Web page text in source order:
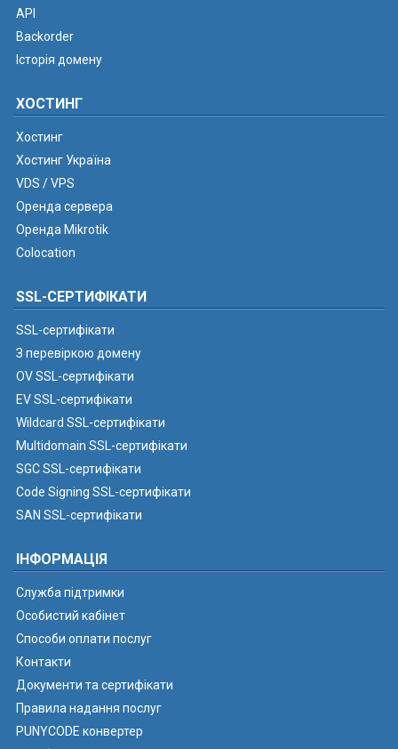
API
Backorder
Історія домену
ХОСТИНГ
Хостинг
Хостинг Україна
VDS / VPS
Оренда сервера
Оренда Mikrotik
Colocation
SSL-СЕРТИФІКАТИ
SSL-сертифікати
З перевіркою домену
OV SSL-сертифікати
EV SSL-сертифікати
Wildcard SSL-сертифікати
Multidomain SSL-сертифікати
SGC SSL-сертифікати
Code Signing SSL-сертифікати
SAN SSL-сертифікати
ІНФОРМАЦІЯ
Служба підтримки
Особистий кабінет
Способи оплати послуг
Контакти
Документи та сертифікати
Правила надання послуг
PUNYCODE конвертер